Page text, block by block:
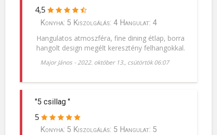
4,5
Konyha: 5 Kiszolgálás: 4 Hangulat: 4
Hangulatos atmoszféra, fine dining étlap, borra
hangolt design megélt keresztény felhangokkal.
Major János -2022. október 13., csütörtök 06:07
"5 csillag "
5
Konyha: 5 Kiszolgálás: 5 Hangulat: 5